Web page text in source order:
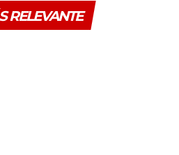
RELEVANTE